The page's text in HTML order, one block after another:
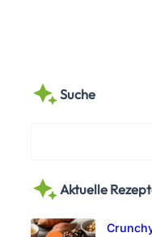
Suche
r
h
Aktuelle